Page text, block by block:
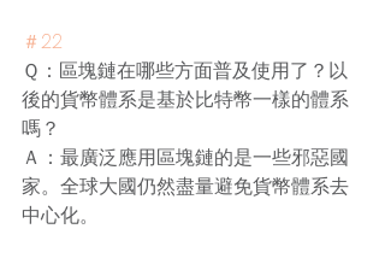
＃22
Ｑ：區塊鏈在哪些方面普及使用了？以
後的貨幣體系是基於比特幣一樣的體系
嗎？
Ａ：最廣泛應用區塊鏈的是一些邪惡國
家。全球大國仍然盡量避免貨幣體系去
中心化。